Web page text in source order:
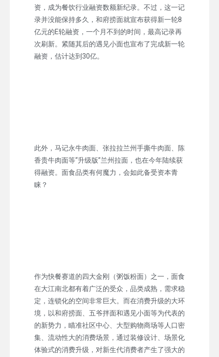
资，成为餐饮行业融资数额新纪录。不过，这一记
录并没能保持多久，和府捞面就宣布获得新一轮8
亿元的E轮融资，一个月不到的时间，最高记录再
次刷新。紧随其后的遇见小面也宣布了完成新一轮
融资，估计达到30亿。
此外，马记永牛肉面、张拉拉兰州手撕牛肉面、陈
香贵牛肉面等“升级版”兰州拉面，也在今年陆续获
得融资。面食品类有何魔力，会如此备受资本青
睐？
作为快餐赛道的四大金刚（粥饭粉面）之一，面食
在大江南北都有着广泛的受众，品类成熟，需求稳
定，连锁化的空间非常巨大。而在消费升级的大环
境，以和府捞面、五爷拌面和遇见小面等为代表的
的新势力，瞄准社区中心、大型购物商场等人口密
集、流动性大的消费场景，通过装修设计、场景化
体验式的消费升级，对新生代消费者产生了强大的